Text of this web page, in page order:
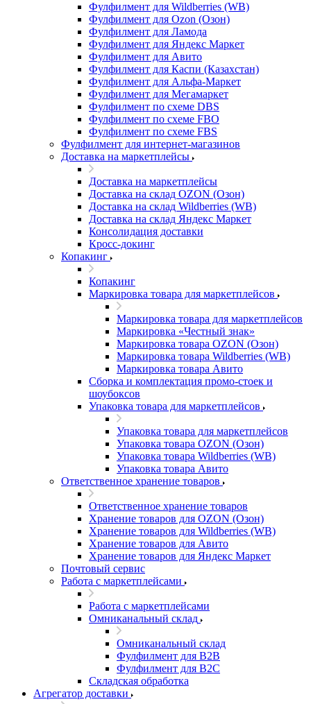
Фулфилмент для Wildberries (WB)
Фулфилмент для Ozon (Озон)
Фулфилмент для Ламода
Фулфилмент для Яндекс Маркет
Фулфилмент для Авито
Фулфилмент для Каспи (Казахстан)
Фулфилмент для Альфа-Маркет
Фулфилмент для Мегамаркет
Фулфилмент по схеме DBS
Фулфилмент по схеме FBO
Фулфилмент по схеме FBS
Фулфилмент для интернет-магазинов
Доставка на маркетплейсы
Доставка на маркетплейсы
Доставка на склад OZON (Озон)
Доставка на склад Wildberries (WB)
Доставка на склад Яндекс Маркет
Консолидация доставки
Кросс-докинг
Копакинг
Копакинг
Маркировка товара для маркетплейсов
Маркировка товара для маркетплейсов
Маркировка «Честный знак»
Маркировка товара OZON (Озон)
Маркировка товара Wildberries (WB)
Маркировка товара Авито
Сборка и комплектация промо-стоек и
шоубоксов
Упаковка товара для маркетплейсов
Упаковка товара для маркетплейсов
Упаковка товара OZON (Озон)
Упаковка товара Wildberries (WB)
Упаковка товара Авито
Ответственное хранение товаров
Ответственное хранение товаров
Хранение товаров для OZON (Озон)
Хранение товаров для Wildberries (WB)
Хранение товаров для Авито
Хранение товаров для Яндекс Маркет
Почтовый сервис
Работа с маркетплейсами
Работа с маркетплейсами
Омниканальный склад
Омниканальный склад
Фулфилмент для B2B
Фулфилмент для B2C
Складская обработка
Агрегатор доставки